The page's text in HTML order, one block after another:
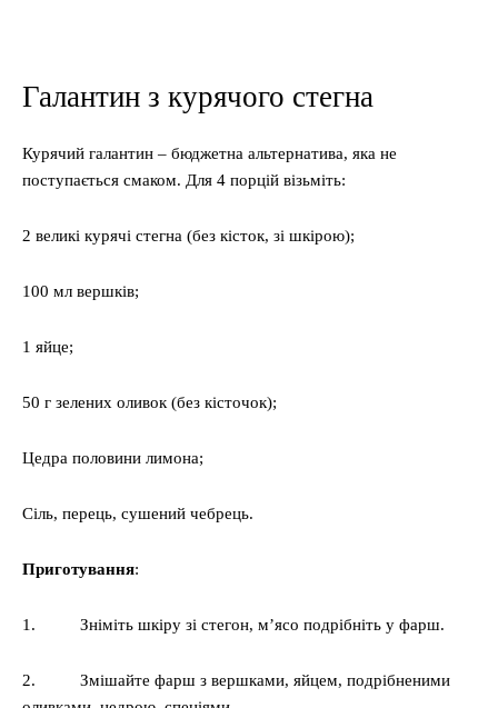
Галантин з курячого стегна
Курячий галантин – бюджетна альтернатива, яка не
поступається смаком. Для 4 порцій візьміть:
2 великі курячі стегна (без кісток, зі шкірою);
100 мл вершків;
1 яйце;
50 г зелених оливок (без кісточок);
Цедра половини лимона;
Сіль, перець, сушений чебрець.
Приготування:
1. Зніміть шкіру зі стегон, м’ясо подрібніть у фарш.
2. Змішайте фарш з вершками, яйцем, подрібненими